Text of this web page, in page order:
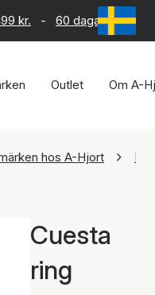
kr. - 60 dagars
Outlet Om A-
hos A-Hjort
Cuesta
ring